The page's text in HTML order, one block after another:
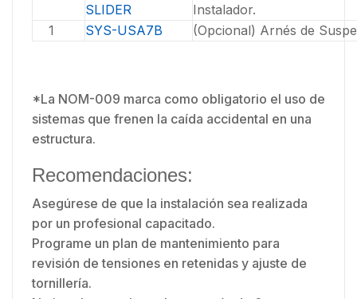
SLIDER
Instalador.
1
SYS-USA7B (Opcional) Arnés de
*La NOM-009 marca como obligatorio el uso de
sistemas que frenen la caída accidental en una
estructura.
Recomendaciones:
Asegúrese de que la instalación sea realizada
por un profesional capacitado.
Programe un plan de mantenimiento para
revisión de tensiones en retenidas y ajuste de
tornillería.